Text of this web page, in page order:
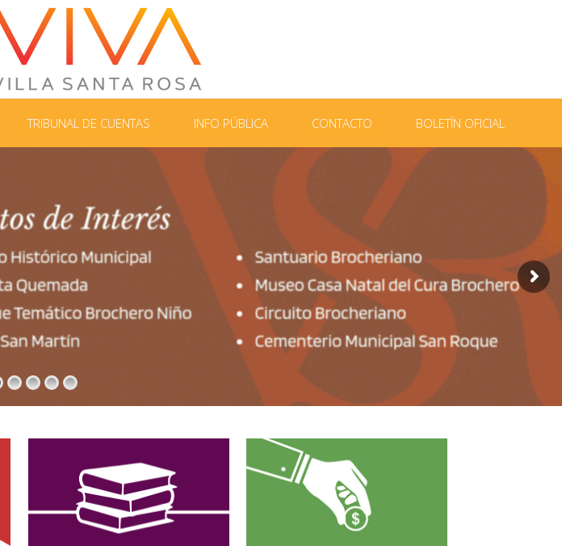
TRIBUNAL DE CUENTAS INFO PÚBLICA CONTACTO BOLETÍN OFICIAL